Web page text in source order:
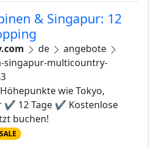
& Singapur: 12
de
angebote
singapur-multicountry-
wie Tokyo,
✔ 12 Tage ✔ Kostenlose
buchen!